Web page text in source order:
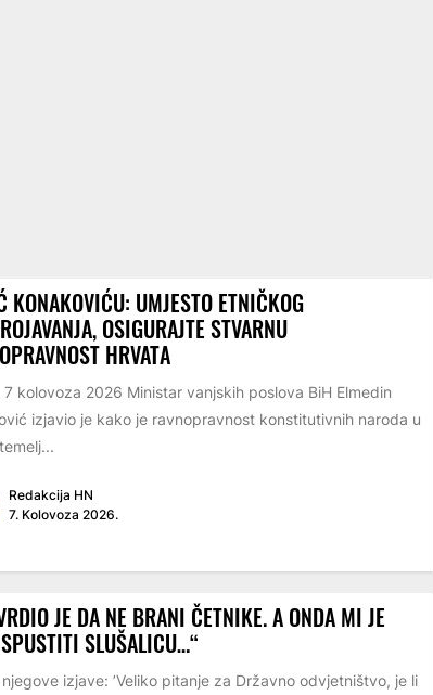
KONAKOVIĆU: UMJESTO ETNIČKOG
OSIGURAJTE STVARNU
HRVATA
kolovoza 2026 Ministar vanjskih poslova BiH Elmedin
izjavio je kako je ravnopravnost konstitutivnih naroda u
Redakcija HN
7. Kolovoza 2026.
JE DA NE BRANI ČETNIKE. A ONDA MI JE
SLUŠALICU…“
njegove izjave: ’Veliko pitanje za Državno odvjetništvo, je li